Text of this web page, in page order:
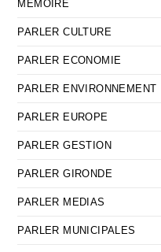
MEMOIRE
PARLER CULTURE
PARLER ECONOMIE
PARLER ENVIRONNEMENT
PARLER EUROPE
PARLER GESTION
PARLER GIRONDE
PARLER MEDIAS
PARLER MUNICIPALES